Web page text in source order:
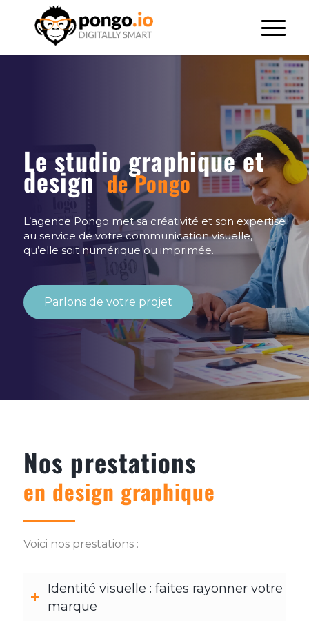
Le studio graphique et
design de Pongo
L’agence Pongo met sa créativité et son expertise
au service de votre communication visuelle,
qu’elle soit numérique ou imprimée.
Parlons de votre projet
Nos prestations
en design graphique
Voici nos prestations :
Identité visuelle : faites rayonner votre
marque